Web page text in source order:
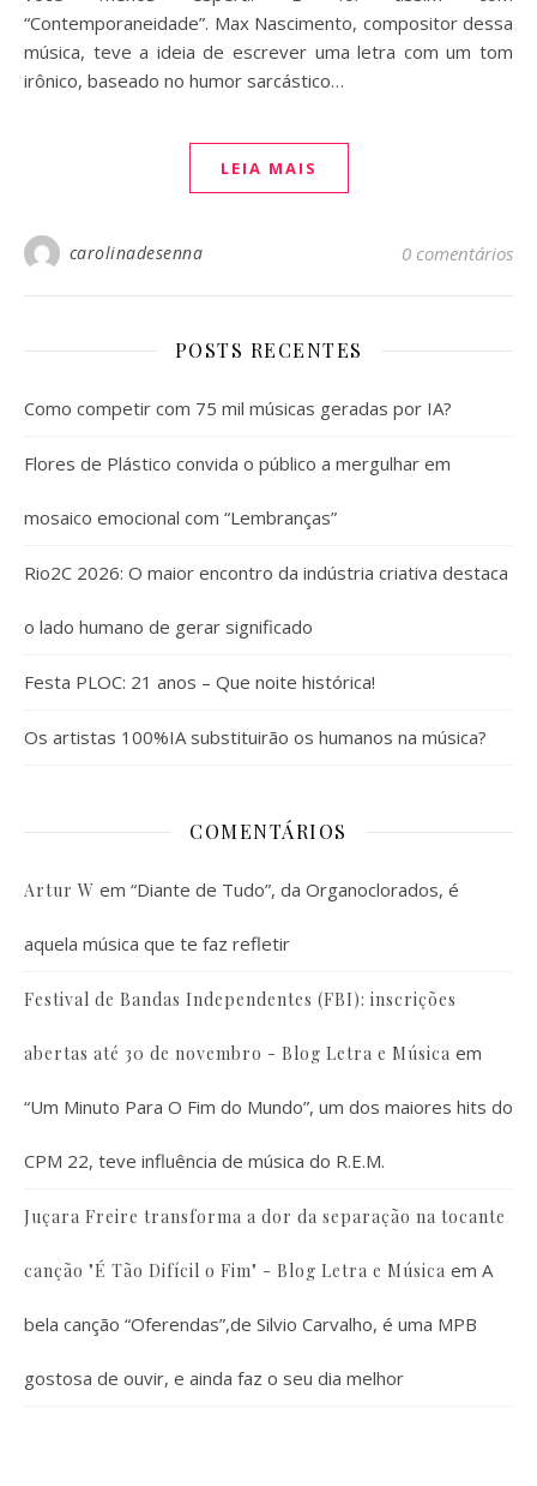
“Contemporaneidade”. Max Nascimento, compositor dessa
música, teve a ideia de escrever uma letra com um tom
irônico, baseado no humor sarcástico…
LEIA MAIS
carolinadesenna 0 comentários
POSTS RECENTES
Como competir com 75 mil músicas geradas por IA?
Flores de Plástico convida o público a mergulhar em
mosaico emocional com “Lembranças”
Rio2C 2026: O maior encontro da indústria criativa destaca
o lado humano de gerar significado
Festa PLOC: 21 anos – Que noite histórica!
Os artistas 100%IA substituirão os humanos na música?
COMENTÁRIOS
Artur W em “Diante de Tudo”, da Organoclorados, é
aquela música que te faz refletir
Festival de Bandas Independentes (FBI): inscrições
abertas até 30 de novembro - Blog Letra e Música em
“Um Minuto Para O Fim do Mundo”, um dos maiores hits do
CPM 22, teve influência de música do R.E.M.
Juçara Freire transforma a dor da separação na tocante
canção "É Tão Difícil o Fim" - Blog Letra e Música em A
bela canção “Oferendas”,de Silvio Carvalho, é uma MPB
gostosa de ouvir, e ainda faz o seu dia melhor